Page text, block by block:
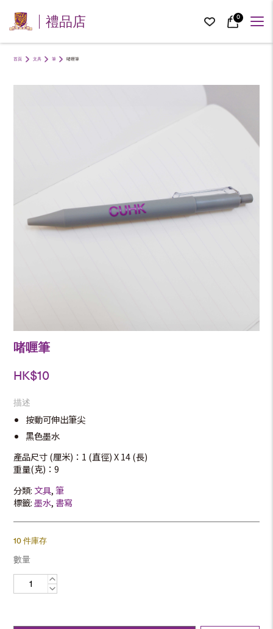
禮品店 0
首頁 文具 筆 啫喱筆
啫喱筆
HK$10
描述
按動可伸出筆尖
黑色墨水
產品尺寸 (厘米)：1 (直徑) X 14 (長)
重量(克)：9
分類: 文具,筆
標籤:墨水, 書寫
10 件庫存
數量
啫
量